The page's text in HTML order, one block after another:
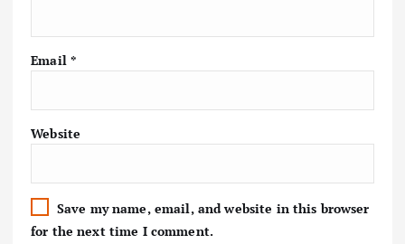
Email *
Website
Save my name, email, and website in this browser
for the next time I comment.